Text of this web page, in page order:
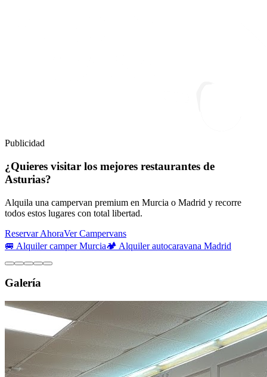
Publicidad
¿Quieres visitar los mejores restaurantes de
Asturias?
Alquila una campervan premium en Murcia o Madrid y recorre
todos estos lugares con total libertad.
Reservar AhoraVer Campervans
🚐 Alquiler camper Murcia🏕️ Alquiler autocaravana Madrid
Galería